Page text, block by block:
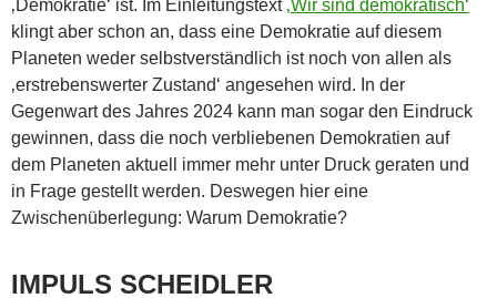
‚Demokratie‘ ist. Im Einleitungstext ‚Wir sind demokratisch‘
klingt aber schon an, dass eine Demokratie auf diesem
Planeten weder selbstverständlich ist noch von allen als
‚erstrebenswerter Zustand‘ angesehen wird. In der
Gegenwart des Jahres 2024 kann man sogar den Eindruck
gewinnen, dass die noch verbliebenen Demokratien auf
dem Planeten aktuell immer mehr unter Druck geraten und
in Frage gestellt werden. Deswegen hier eine
Zwischenüberlegung: Warum Demokratie?
IMPULS SCHEIDLER